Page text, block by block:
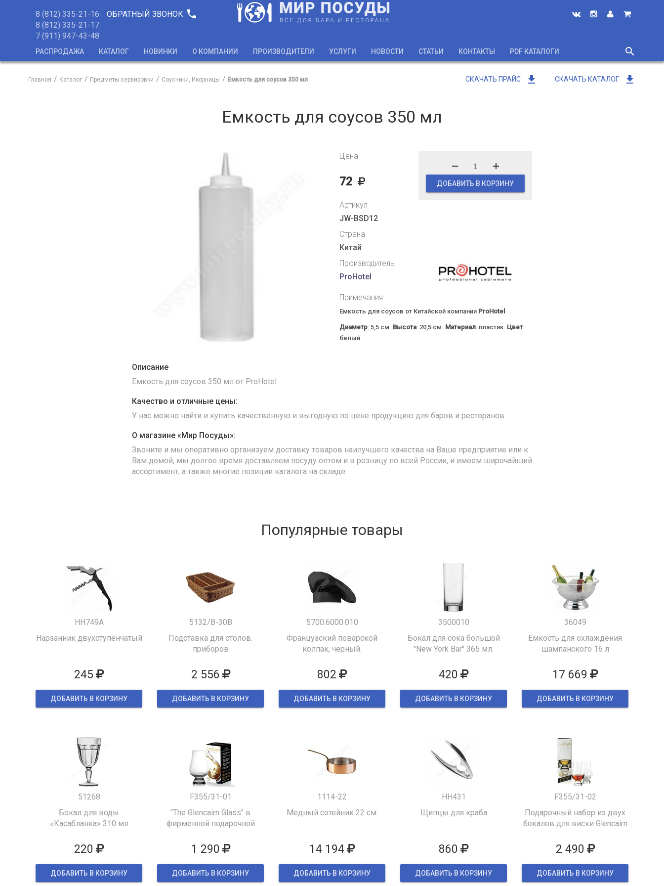
8 (812) 335-21-16
8 (812) 335-21-17
7 (911) 947-43-48
ОБРАТНЫЙ ЗВОНОК phone
РАСПРОДАЖА КАТАЛОГ НОВИНКИ О КОМПАНИИ ПРОИЗВОДИТЕЛИ УСЛУГИ НОВОСТИ СТАТЬИ КОНТАКТЫ PDF КАТАЛОГИ
search
close
СКАЧАТЬ ПРАЙС get_app СКАЧАТЬ КАТАЛОГ get_app
Главная Каталог Предметы сервировки Соусники, Икорницы Емкость для соусов 350 мл
Емкость для соусов 350 мл
Цена
72 ДОБАВИТЬ В КОРЗИНУ
Артикул
JW-BSD12
Страна
Китай
Производитель
ProHotel
Примечания
Емкость для соусов от Китайской компании ProHotel
Диаметр: 5,5 см. Высота: 20,5 см. Материал: пластик. Цвет:
белый
Описание
Емкость для соусов 350 мл от ProHotel
Качество и отличные цены:
У нас можно найти и купить качественную и выгодную по цене продукцию для баров и ресторанов.
О магазине «Мир Посуды»:
Звоните и мы оперативно организуем доставку товаров наилучшего качества на Ваше предприятие или к
Вам домой, мы долгое время доставляем посуду оптом и в розницу по всей России, и имеем широчайший
ассортимент, а также многие позиции каталога на складе.
Популярные товары
HH749A
Нарзанник двухступенчатый
245
ДОБАВИТЬ В КОРЗИНУ
5132/B-30B
Подставка для столов.
приборов
2 556
ДОБАВИТЬ В КОРЗИНУ
5700.6000.010
Французский поварской
колпак, черный.
802
ДОБАВИТЬ В КОРЗИНУ
3500010
Бокал для сока большой
"New York Bar" 365 мл.
420
ДОБАВИТЬ В КОРЗИНУ
36049
Емкость для охлаждения
шампанского 16 л
17 669
ДОБАВИТЬ В КОРЗИНУ
51268
Бокал для воды
«Касабланка» 310 мл
220
ДОБАВИТЬ В КОРЗИНУ
F355/31-01
"The Glencairn Glass" в
фирменной подарочной
1 290
ДОБАВИТЬ В КОРЗИНУ
1114-22
Медный сотейник 22 см.
14 194
ДОБАВИТЬ В КОРЗИНУ
HH431
Щипцы для краба
860
ДОБАВИТЬ В КОРЗИНУ
F355/31-02
Подарочный набор из двух
бокалов для виски Glencairn
2 490
ДОБАВИТЬ В КОРЗИНУ